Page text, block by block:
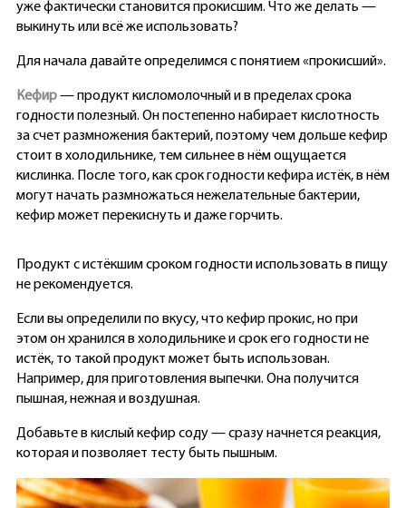
уже фактически становится прокисшим. Что же делать —
выкинуть или всё же использовать?
Для начала давайте определимся с понятием «прокисший».
Кефир— продукт кисломолочный и в пределах срока
годности полезный. Он постепенно набирает кислотность
за счет размножения бактерий, поэтому чем дольше кефир
стоит в холодильнике, тем сильнее в нём ощущается
кислинка. После того, как срок годности кефира истёк, в нём
могут начать размножаться нежелательные бактерии,
кефир может перекиснуть и даже горчить.
Продукт с истёкшим сроком годности использовать в пищу
не рекомендуется.
Если вы определили по вкусу, что кефир прокис, но при
этом он хранился в холодильнике и срок его годности не
истёк, то такой продукт может быть использован.
Например, для приготовления выпечки. Она получится
пышная, нежная и воздушная.
Добавьте в кислый кефир соду — сразу начнется реакция,
которая и позволяет тесту быть пышным.